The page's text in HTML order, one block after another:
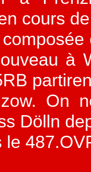
cours de
à
On
Dölln
le